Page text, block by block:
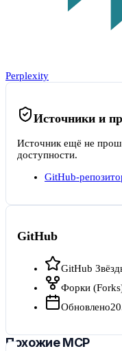
Perplexity
Источники и
Источник ещё не
доступности.
GitHub-
GitHub
GitHub
Форки
Обновлено
Похожие MCP